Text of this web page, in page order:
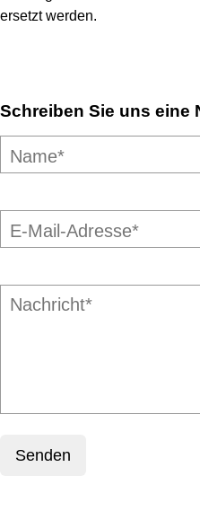
ersetzt werden.
Schreiben Sie uns eine